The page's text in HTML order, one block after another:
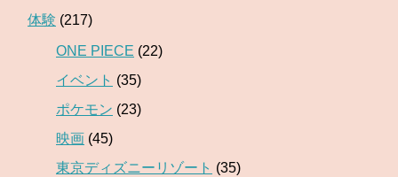
体験 (217)
ONE PIECE (22)
イベント (35)
ポケモン (23)
映画 (45)
東京ディズニーリゾート (35)